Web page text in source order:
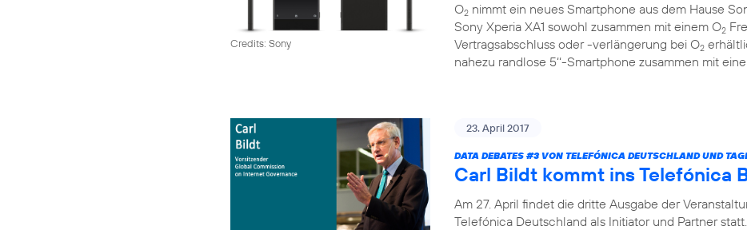
Credits: Sony
O2 nimmt ein neues Smartphone aus dem Hause
Sony Xperia XA1 sowohl zusammen mit einem O2
Vertragsabschluss oder -verlängerung bei O2
nahezu randlose 5‘‘-Smartphone zusammen mit
23. April 2017
DATA DEBATES #3VON TELEFÓNICA DEUTSCHLAND UND
Carl Bildt kommt ins Telefónica
Am 27. April findet die dritte Ausgabe der
Telefónica Deutschland als Initiator und Partner